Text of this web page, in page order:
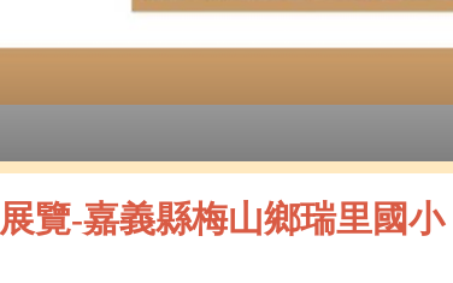
覽-嘉義縣梅山鄉瑞里國小